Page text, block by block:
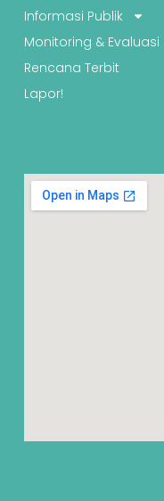
Informasi Publik
Monitoring & Evaluasi
Rencana Terbit
Lapor!